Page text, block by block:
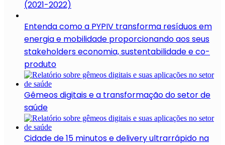
(2021-2022)
Entenda como a PYPIV transforma resíduos em
energia e mobilidade proporcionando aos seus
stakeholders economia, sustentabilidade e co-
produto
Gêmeos digitais e a transformação do setor de
saúde
Cidade de 15 minutos e delivery ultrarrápido na